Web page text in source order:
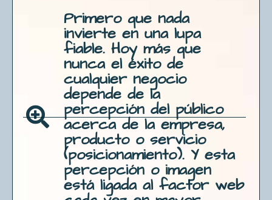
Primero que nada
invierte en una lupa
fiable. Hoy más que
nunca el éxito de
cualquier negocio
depende de la
percepción del público
acerca de la empresa,
producto o servicio
(posicionamiento). Y esta
percepción o imagen
está ligada al factor web